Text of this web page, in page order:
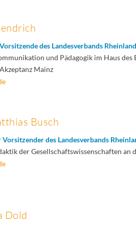
des Landesverbands
und Pädagogik im Haus des
Mainz
Busch
des Landesverbands
der Gesellschaftswissenschaften an
Dold